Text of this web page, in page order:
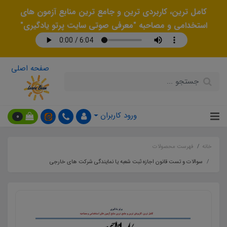
کامل ترین، کاربردی ترین و جامع ترین منابع آزمون های
استخدامی و مصاحبه "معرفی صوتی سایت پرتو یادگیری"
صفحه اصلی
ورود کاربران 0
خانه
فهرست محصولات
سوالات و تست قانون اجازه ثبت شعبه یا نمایندگی شرکت های خارجی